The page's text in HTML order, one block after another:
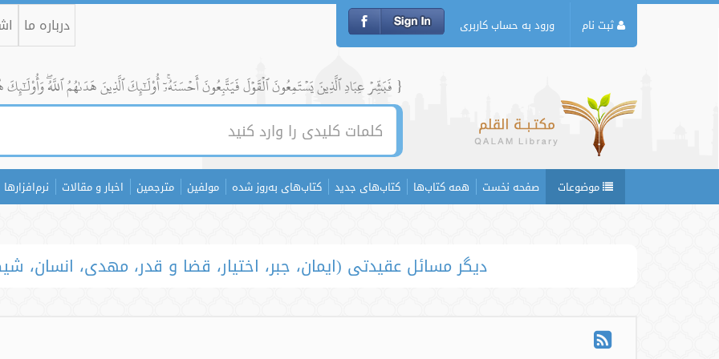
ثبت نام ورود به حساب کاربری درباره ما
{ فَبَشِّرۡ عِبَادِ ٱلَّذِينَ يَسۡتَمِعُونَ ٱلۡقَوۡلَ فَيَتَّبِعُونَ أَحۡسَنَهُۥٓۚ أُوْلَٰٓئِكَ ٱلَّذِينَ هَدَىٰهُمُ ٱللَّهُۖ وَأُوْلَٰٓئِكَ
موضوعات صفحه نخست همه کتاب‌ها کتاب‌های جدید کتاب‌های به‌روز شده مولفین مترجمین اخبار و مقالات نرم‌افزارها
دیگر مسائل عقیدتی (ایمان، جبر، اختیار، قضا و قدر، مهدی، انسان،